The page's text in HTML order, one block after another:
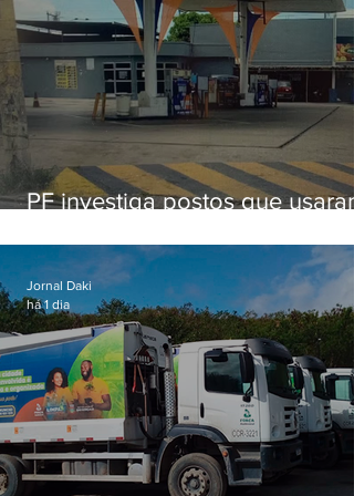
PF investiga postos que usaram
secretário morto em 2020
Jornal Daki
há 1 dia